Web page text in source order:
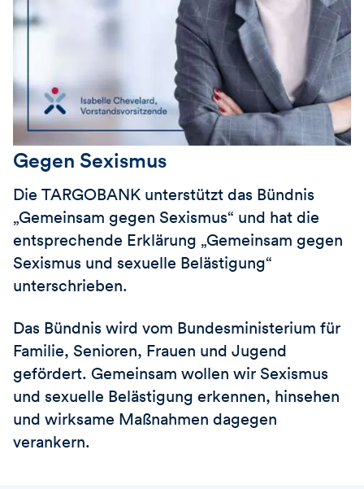
Gegen Sexismus
Die TARGOBANK unterstützt das Bündnis
„Gemeinsam gegen Sexismus“ und hat die
entsprechende Erklärung „Gemeinsam gegen
Sexismus und sexuelle Belästigung“
unterschrieben.
Das Bündnis wird vom Bundesministerium für
Familie, Senioren, Frauen und Jugend
gefördert. Gemeinsam wollen wir Sexismus
und sexuelle Belästigung erkennen, hinsehen
und wirksame Maßnahmen dagegen
verankern.